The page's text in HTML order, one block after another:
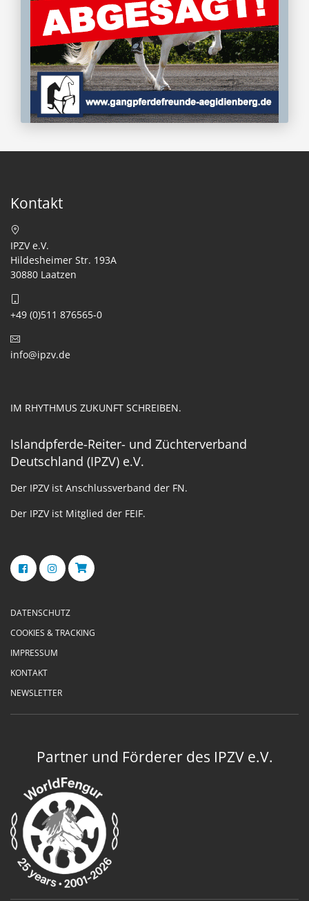
Kontakt
IPZV e.V.
Hildesheimer Str. 193A
30880 Laatzen
+49 (0)511 876565-0
info@ipzv.de
IM RHYTHMUS ZUKUNFT SCHREIBEN.
Islandpferde-Reiter- und Züchterverband
Deutschland (IPZV) e.V.
Der IPZV ist Anschlussverband der FN.
Der IPZV ist Mitglied der FEIF.
DATENSCHUTZ
COOKIES & TRACKING
IMPRESSUM
KONTAKT
NEWSLETTER
Partner und Förderer des IPZV e.V.